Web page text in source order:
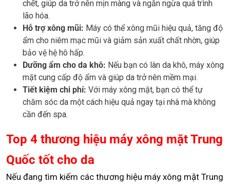
chết, giúp da trở nên mịn màng và ngăn ngừa quá trình
lão hóa.
Hỗ trợ xông mũi: Máy có thể xông mũi hiệu quả, tăng độ
ẩm cho niêm mạc mũi và giảm sản xuất chất nhờn, giúp
bảo vệ hệ hô hấp.
Dưỡng ẩm cho da khô: Nếu bạn có làn da khô, máy xông
mặt cung cấp độ ẩm và giúp da trở nên mềm mại.
Tiết kiệm chi phí: Với máy xông mặt, bạn có thể tự
chăm sóc da một cách hiệu quả ngay tại nhà mà không
cần đến spa.
Top 4 thương hiệu máy xông mặt Trung
Quốc tốt cho da
Nếu đang tìm kiếm các thương hiệu máy xông mặt Trung